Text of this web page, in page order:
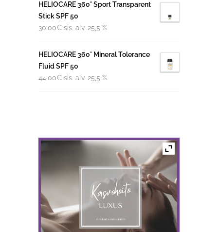
HELIOCARE 360° Sport Transparent
Stick SPF 50
30.00€ sis. alv. 25,5 %
HELIOCARE 360° Mineral Tolerance
Fluid SPF 50
44.00€ sis. alv. 25,5 %